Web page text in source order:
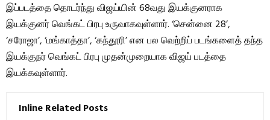
இப்படத்தை தொடர்ந்து விஜய்யின் 68வது இயக்குனராக
இயக்குனர் வெங்கட் பிரபு உருவாகவுள்ளார். ‘சென்னை 28’,
‘சரோஜா’, ‘மங்காத்தா’, ‘கந்தூரி’ என பல வெற்றிப் படங்களைத் தந்த
இயக்குநர் வெங்கட் பிரபு முதன்முறையாக விஜய் படத்தை
இயக்கவுள்ளார்.
Inline Related Posts